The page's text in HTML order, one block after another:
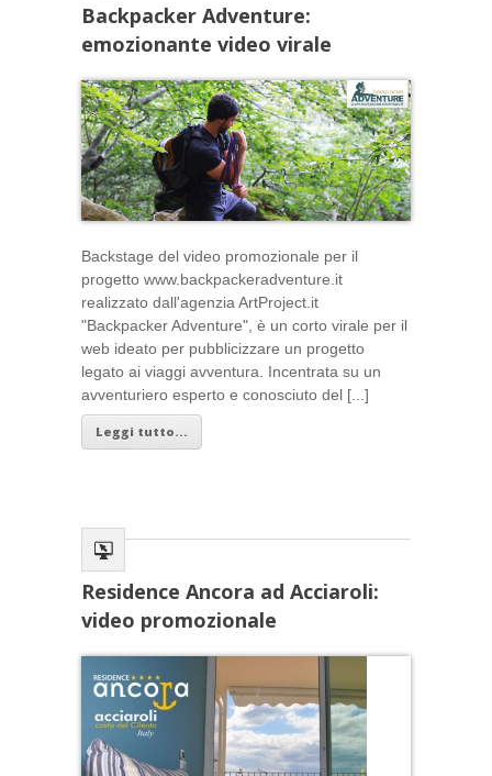
Backpacker Adventure:
emozionante video virale
Backstage del video promozionale per il
progetto www.backpackeradventure.it
realizzato dall'agenzia ArtProject.it
"Backpacker Adventure", è un corto virale per il
web ideato per pubblicizzare un progetto
legato ai viaggi avventura. Incentrata su un
avventuriero esperto e conosciuto del [...]
Leggi tutto...
Residence Ancora ad Acciaroli:
video promozionale